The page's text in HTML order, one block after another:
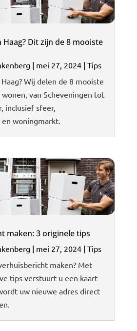
Dit zijn de 8 mooiste
| mei 27, 2024| Tips
Wij delen de 8 mooiste
van Scheveningen tot
inclusief sfeer,
woningmarkt.
maken: 3 originele tips
| mei 27, 2024| Tips
maken? Met
tips verstuurt u een kaart
uw nieuwe adres direct